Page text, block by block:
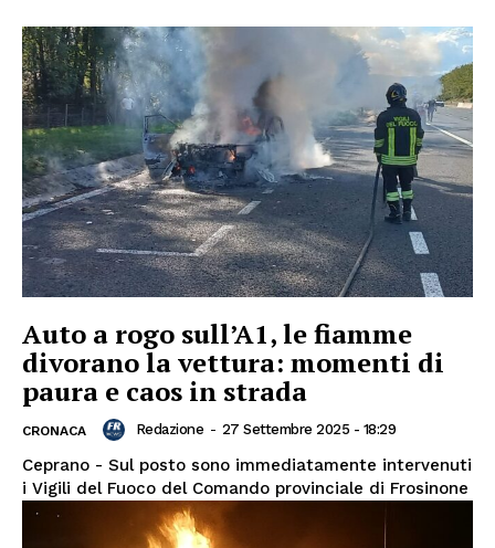
Auto a rogo sull’A1, le fiamme
divorano la vettura: momenti di
paura e caos in strada
CRONACA Redazione - 27 Settembre 2025 - 18:29
Ceprano - Sul posto sono immediatamente intervenuti
i Vigili del Fuoco del Comando provinciale di Frosinone